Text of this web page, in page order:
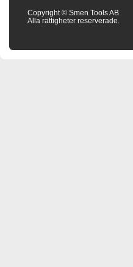
Copyright © Smen Tools AB
Alla rättigheter reserverade.